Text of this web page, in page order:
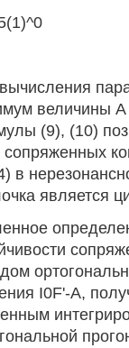
величины А
(9), (10)
сопряженных
в
является
I0F'-A,